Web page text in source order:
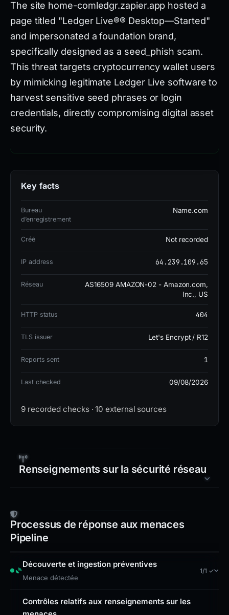
The site home-comledgr.zapier.app hosted a
page titled "Ledger Live®® Desktop—Started"
and impersonated a foundation brand,
specifically designed as a seed_phish scam.
This threat targets cryptocurrency wallet users
by mimicking legitimate Ledger Live software to
harvest sensitive seed phrases or login
credentials, directly compromising digital asset
security.
by 15 out of 95 VirusTotal vendors, with detection
by ADMINUSLabs, alphaMountain.ai, Chong Lua
Dao, Cluster25, and CRDF. It was registered
through Name.com, Inc., using IP address
64.239.109.65 (United States, AS16509
issued by Let's Encrypt via R12, and nameservers
were ns1.vercel-dns.com and ns2.vercel-dns.com.
risk score of 73, indicating a high threat level.
While no longer active, the domain remains
should be permanently blocked to prevent future
Key facts
Bureau
d’enregistrement
Name.com
Créé Not recorded
IP address 64.239.109.65
Réseau
AS16509 AMAZON-02 - Amazon.com,
Inc., US
HTTP status 404
TLS issuer Let's Encrypt / R12
Reports sent 1
Last checked 09/08/2026
9 recorded checks · 10 external sources
Renseignements sur la sécurité réseau
Processus de réponse aux menaces
Pipeline
Découverte et ingestion préventives
Menace détectée
1/1 ✓
Contrôles relatifs aux renseignements sur les